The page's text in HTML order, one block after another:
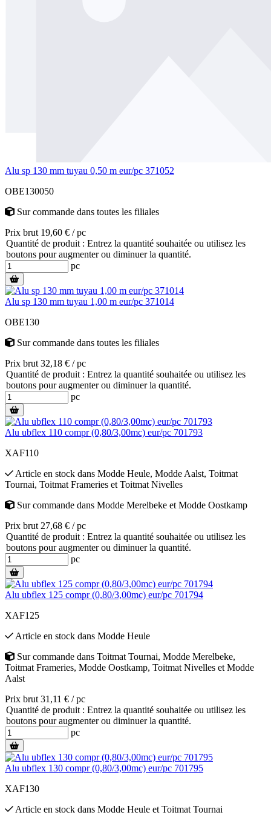
Alu sp 130 mm tuyau 0,50 m eur/pc 371052
OBE130050
Sur commande dans toutes les filiales
Prix brut 19,60 € / pc
Quantité de produit : Entrez la quantité souhaitée ou utilisez les
boutons pour augmenter ou diminuer la quantité.
pc
Alu sp 130 mm tuyau 1,00 m eur/pc 371014
OBE130
Sur commande dans toutes les filiales
Prix brut 32,18 € / pc
Quantité de produit : Entrez la quantité souhaitée ou utilisez les
boutons pour augmenter ou diminuer la quantité.
pc
Alu ubflex 110 compr (0,80/3,00mc) eur/pc 701793
XAF110
Article en stock dans Modde Heule, Modde Aalst, Toitmat
Tournai, Toitmat Frameries et Toitmat Nivelles
Sur commande dans Modde Merelbeke et Modde Oostkamp
Prix brut 27,68 € / pc
Quantité de produit : Entrez la quantité souhaitée ou utilisez les
boutons pour augmenter ou diminuer la quantité.
pc
Alu ubflex 125 compr (0,80/3,00mc) eur/pc 701794
XAF125
Article en stock dans Modde Heule
Sur commande dans Toitmat Tournai, Modde Merelbeke,
Toitmat Frameries, Modde Oostkamp, Toitmat Nivelles et Modde
Aalst
Prix brut 31,11 € / pc
Quantité de produit : Entrez la quantité souhaitée ou utilisez les
boutons pour augmenter ou diminuer la quantité.
pc
Alu ubflex 130 compr (0,80/3,00mc) eur/pc 701795
XAF130
Article en stock dans Modde Heule et Toitmat Tournai